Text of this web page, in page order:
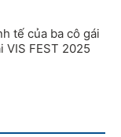
tế của ba cô gái
VIS FEST 2025